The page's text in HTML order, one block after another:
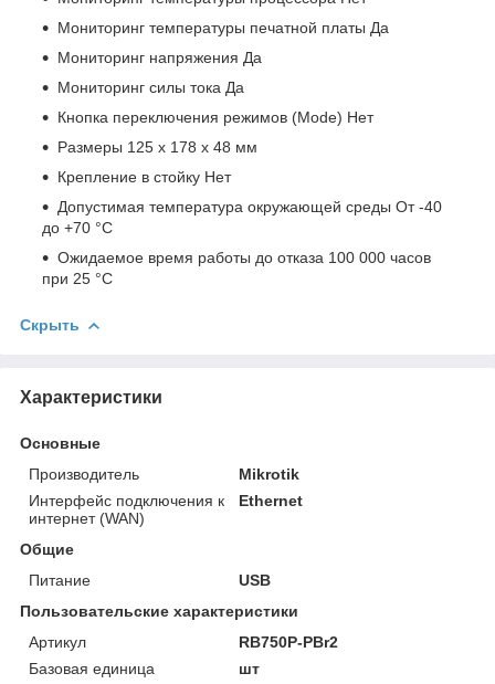
Мониторинг температуры печатной платы Да
Мониторинг напряжения Да
Мониторинг силы тока Да
Кнопка переключения режимов (Mode) Нет
Размеры 125 x 178 x 48 мм
Крепление в стойку Нет
Допустимая температура окружающей среды От -40
до +70 °C
Ожидаемое время работы до отказа 100 000 часов
при 25 °С
Скрыть
Характеристики
Основные
Производитель
Mikrotik
Интерфейс подключения к
интернет (WAN)
Ethernet
Общие
Питание
USB
Пользовательские характеристики
Артикул
RB750P-PBr2
Базовая единица
шт